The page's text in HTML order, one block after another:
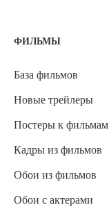
ФИЛЬМЫ
База фильмов
Новые трейлеры
Постеры к фильмам
Кадры из фильмов
Обои из фильмов
Обои с актерами